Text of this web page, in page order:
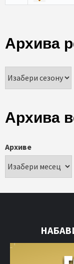
Архива
Архива
Архиве